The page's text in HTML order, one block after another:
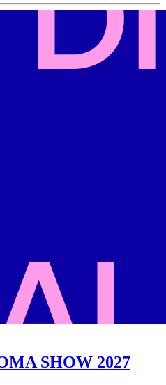
SHOW 2027